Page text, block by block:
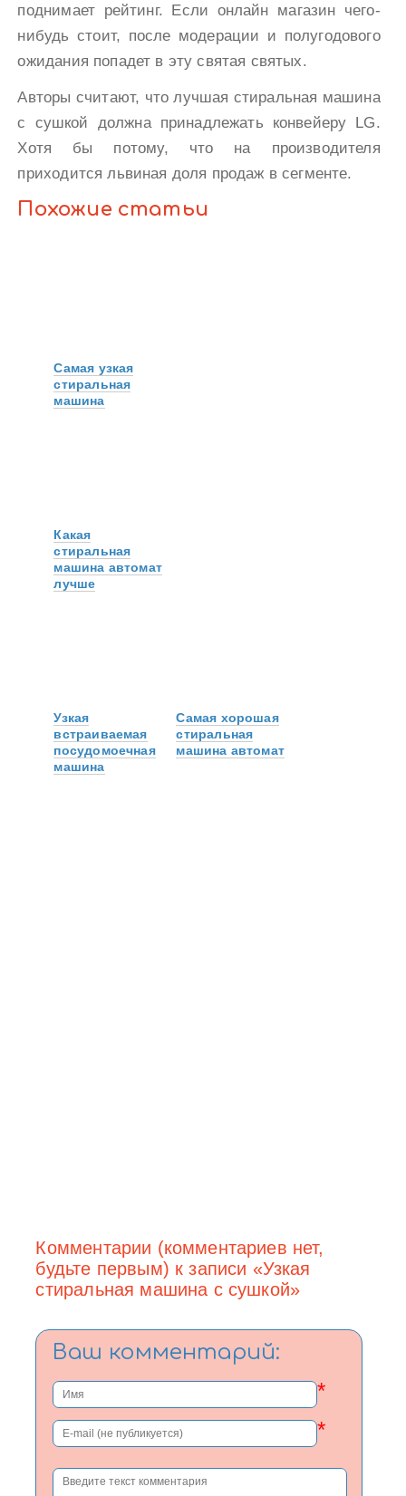
поднимает рейтинг. Если онлайн магазин чего-
нибудь стоит, после модерации и полугодового
ожидания попадет в эту святая святых.
Авторы считают, что лучшая стиральная машина
с сушкой должна принадлежать конвейеру LG.
Хотя бы потому, что на производителя
приходится львиная доля продаж в сегменте.
Похожие статьи
Самая узкая
стиральная
машина
Какая
стиральная
машина автомат
лучше
Узкая
встраиваемая
посудомоечная
машина
Самая хорошая
стиральная
машина автомат
Комментарии (комментариев нет,
будьте первым) к записи «Узкая
стиральная машина с сушкой»
Ваш комментарий:
*
*